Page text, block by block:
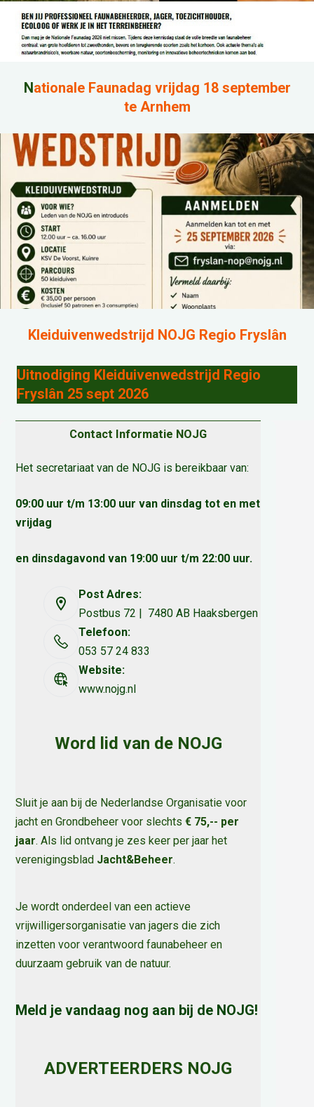
Nationale Faunadag vrijdag 18 september
te Arnhem
Kleiduivenwedstrijd NOJG Regio Fryslân
Uitnodiging Kleiduivenwedstrijd Regio
Fryslân 25 sept 2026
Contact Informatie NOJG
Het secretariaat van de NOJG is bereikbaar van:
09:00 uur t/m 13:00 uur van dinsdag tot en met
vrijdag
en dinsdagavond van 19:00 uur t/m 22:00 uur.
Post Adres:
Postbus 72 | 7480 AB Haaksbergen
Telefoon:
053 57 24 833
Website:
www.nojg.nl
Word lid van de NOJG
Sluit je aan bij de Nederlandse Organisatie voor
jacht en Grondbeheer voor slechts€ 75,-- per
jaar. Als lid ontvang je zes keer per jaar het
verenigingsblad Jacht&Beheer.
Je wordt onderdeel van een actieve
vrijwilligersorganisatie van jagers die zich
inzetten voor verantwoord faunabeheer en
duurzaam gebruik van de natuur.
Meld je vandaag nog aan bij de NOJG!
ADVERTEERDERS NOJG